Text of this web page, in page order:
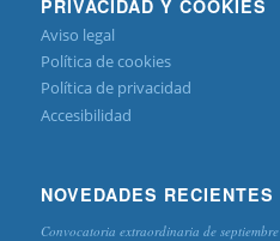
PRIVACIDAD Y COOKIES
Aviso legal
Política de cookies
Política de privacidad
Accesibilidad
NOVEDADES RECIENTES
Convocatoria extraordinaria de septiembre